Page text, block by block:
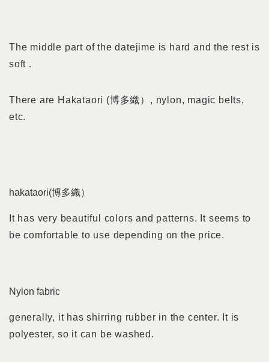
The middle part of the datejime is hard and the rest is
soft .
There are Hakataori (博多織）, nylon, magic belts,
etc.
hakataori(博多織）
It has very beautiful colors and patterns. It seems to
be comfortable to use depending on the price.
Nylon fabric
generally, it has shirring rubber in the center. It is
polyester, so it can be washed.